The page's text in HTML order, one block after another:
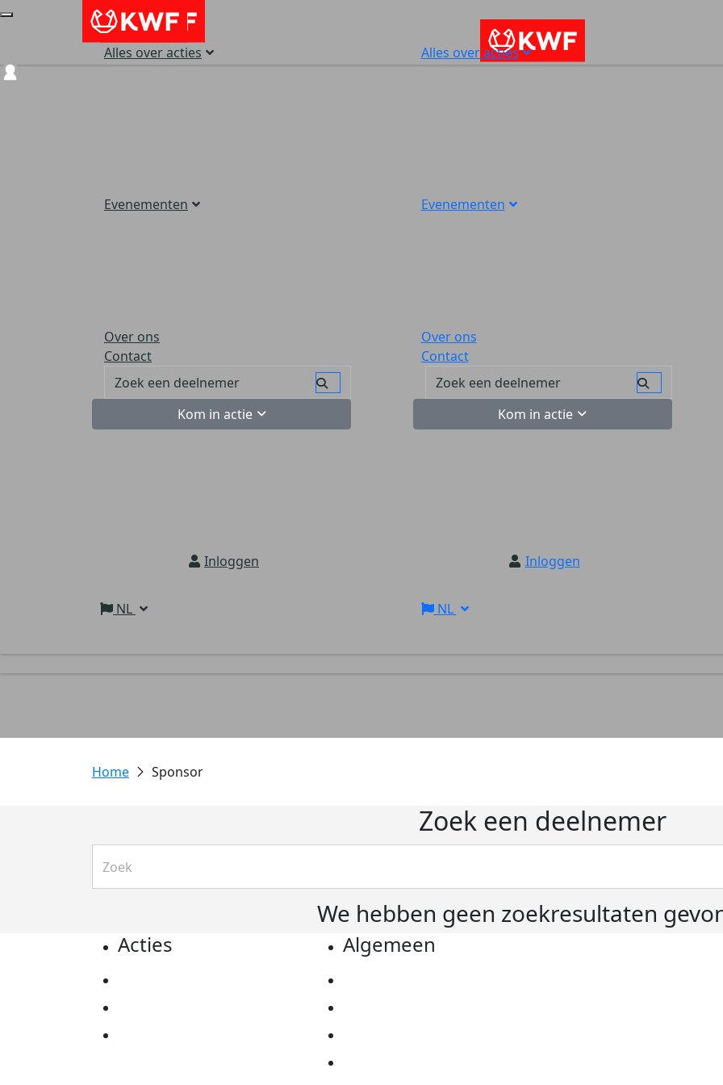
Alles over acties
Evenementen
Over ons
Contact
Kom in actie
Inloggen
NL
Alles over acties
Evenementen
Over ons
Contact
Kom in actie
Inloggen
NL
Sponsor
Zoek een deelnemer
We hebben geen zoekresultaten
Acties Algemeen